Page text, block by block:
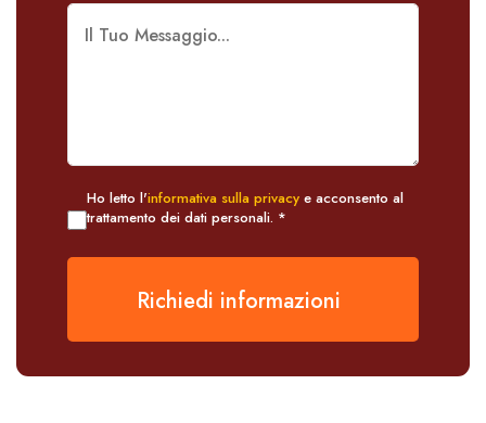
Ho letto l'informativa sulla privacy e acconsento al
trattamento dei dati personali. *
Richiedi informazioni